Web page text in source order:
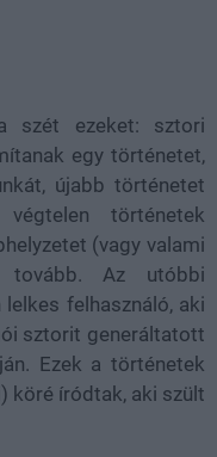
szét ezeket: sztori
egy történetet,
újabb történetet
történetek
(vagy valami
tovább. Az utóbbi
felhasználó, aki
sztorit generáltatott
Ezek a történetek
köré íródtak, aki szült